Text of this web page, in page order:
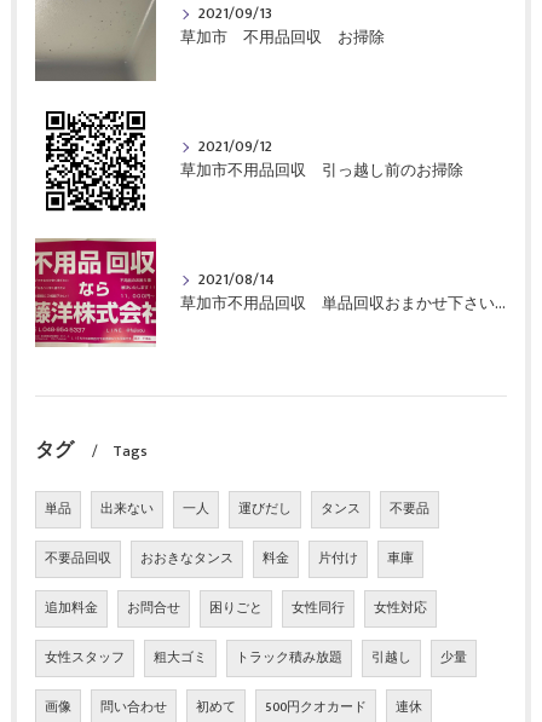
2021/09/13
草加市 不用品回収 お掃除
2021/09/12
草加市不用品回収 引っ越し前のお掃除
2021/08/14
草加市不用品回収 単品回収おまかせ下さい！
タグ Tags
単品 出来ない 一人 運びだし タンス 不要品
不要品回収 おおきなタンス 料金 片付け 車庫
追加料金 お問合せ 困りごと 女性同行 女性対応
女性スタッフ 粗大ゴミ トラック積み放題 引越し 少量
画像 問い合わせ 初めて 500円クオカード 連休